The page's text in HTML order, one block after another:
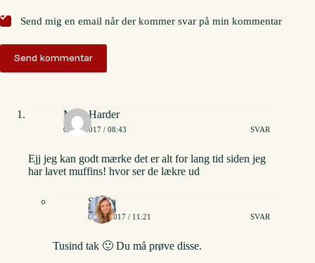
Send mig en email når der kommer svar på min kommentar
Send kommentar
Maja Harder
05/08/2017 / 08:43 SVAR
Ejj jeg kan godt mærke det er alt for lang tid siden jeg
har lavet muffins! hvor ser de lækre ud
Stinna
06/08/2017 / 11:21 SVAR
Tusind tak 🙂 Du må prøve disse.